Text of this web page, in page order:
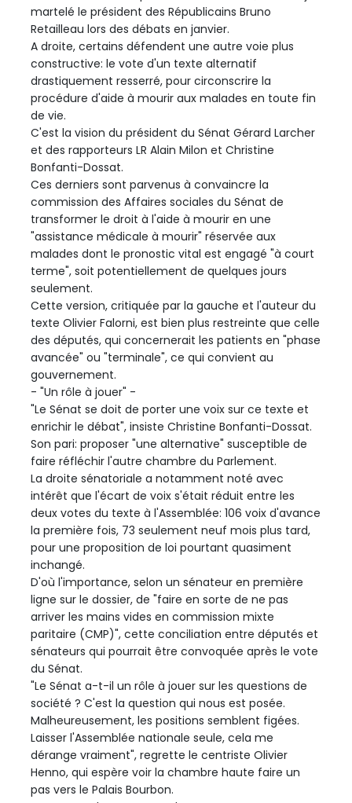
martelé le président des Républicains Bruno
Retailleau lors des débats en janvier.
A droite, certains défendent une autre voie plus
constructive: le vote d'un texte alternatif
drastiquement resserré, pour circonscrire la
procédure d'aide à mourir aux malades en toute fin
de vie.
C'est la vision du président du Sénat Gérard Larcher
et des rapporteurs LR Alain Milon et Christine
Bonfanti-Dossat.
Ces derniers sont parvenus à convaincre la
commission des Affaires sociales du Sénat de
transformer le droit à l'aide à mourir en une
"assistance médicale à mourir" réservée aux
malades dont le pronostic vital est engagé "à court
terme", soit potentiellement de quelques jours
seulement.
Cette version, critiquée par la gauche et l'auteur du
texte Olivier Falorni, est bien plus restreinte que celle
des députés, qui concernerait les patients en "phase
avancée" ou "terminale", ce qui convient au
gouvernement.
- "Un rôle à jouer" -
"Le Sénat se doit de porter une voix sur ce texte et
enrichir le débat", insiste Christine Bonfanti-Dossat.
Son pari: proposer "une alternative" susceptible de
faire réfléchir l'autre chambre du Parlement.
La droite sénatoriale a notamment noté avec
intérêt que l'écart de voix s'était réduit entre les
deux votes du texte à l'Assemblée: 106 voix d'avance
la première fois, 73 seulement neuf mois plus tard,
pour une proposition de loi pourtant quasiment
inchangé.
D'où l'importance, selon un sénateur en première
ligne sur le dossier, de "faire en sorte de ne pas
arriver les mains vides en commission mixte
paritaire (CMP)", cette conciliation entre députés et
sénateurs qui pourrait être convoquée après le vote
du Sénat.
"Le Sénat a-t-il un rôle à jouer sur les questions de
société ? C'est la question qui nous est posée.
Malheureusement, les positions semblent figées.
Laisser l'Assemblée nationale seule, cela me
dérange vraiment", regrette le centriste Olivier
Henno, qui espère voir la chambre haute faire un
pas vers le Palais Bourbon.